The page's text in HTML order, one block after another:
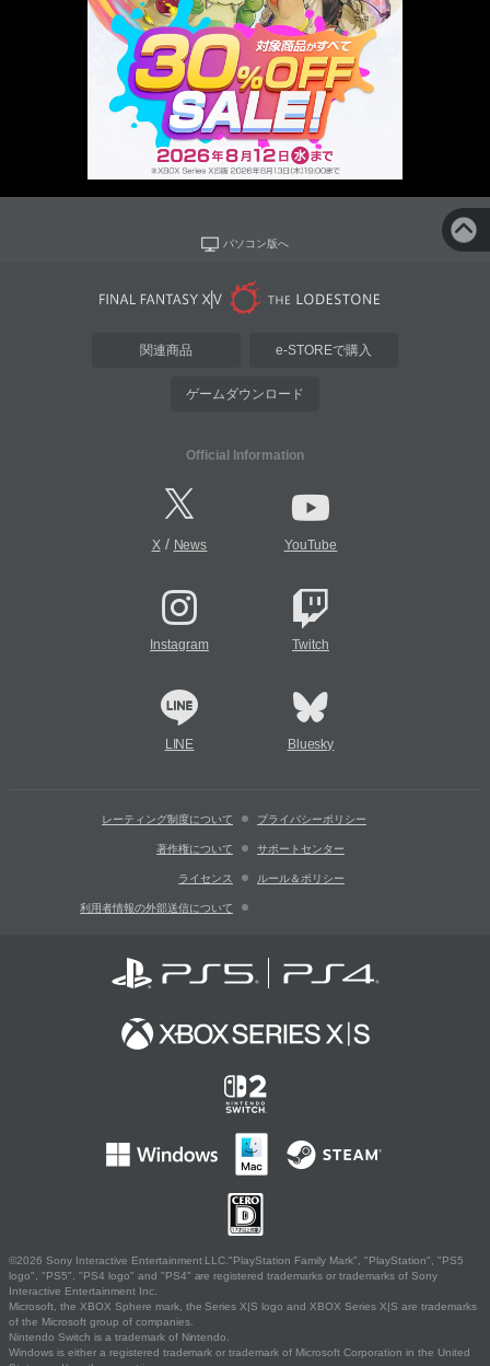
パソコン版へ
関連商品 e-STOREで購入
ゲームダウンロード
Official Information
X/ News YouTube
Instagram Twitch
LINE Bluesky
レーティング制度について プライバシーポリシー
著作権について サポートセンター
ライセンス ルール＆ポリシー
利用者情報の外部送信について
©2026 Sony Interactive Entertainment LLC."PlayStation Family Mark", "PlayStation", "PS5
logo", "PS5", "PS4 logo" and "PS4" are registered trademarks or trademarks of Sony
Interactive Entertainment Inc.
Microsoft, the XBOX Sphere mark, the Series X|S logo and XBOX Series X|S are trademarks
of the Microsoft group of companies.
Nintendo Switch is a trademark of Nintendo.
Windows is either a registered trademark or trademark of Microsoft Corporation in the United